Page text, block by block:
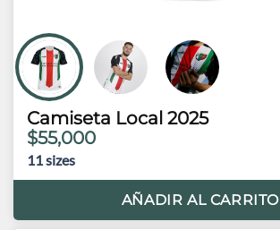
Camiseta Local 2025
$55,000
11 sizes
AÑADIR AL CARRITO